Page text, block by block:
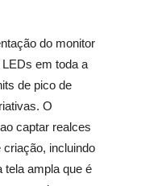
do monitor
em toda a
de pico de
O
captar realces
incluindo
tela ampla que é